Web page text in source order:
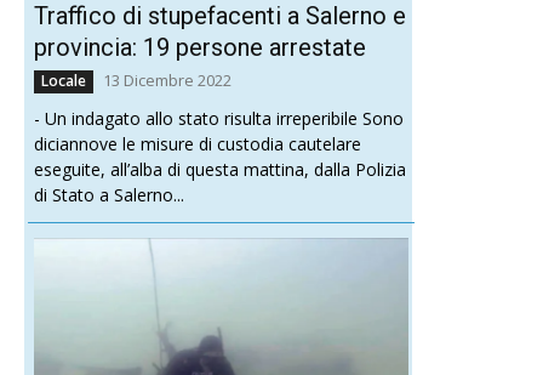
Traffico di stupefacenti a Salerno e
provincia: 19 persone arrestate
Locale 13 Dicembre 2022
- Un indagato allo stato risulta irreperibile Sono
diciannove le misure di custodia cautelare
eseguite, all’alba di questa mattina, dalla Polizia
di Stato a Salerno...